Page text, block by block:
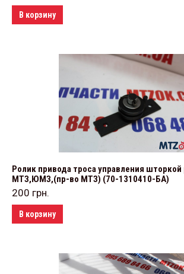
В корзину
Ролик привода троса управления шторкой
МТЗ,ЮМЗ,(пр-во МТЗ) (70-1310410-БА)
200 грн.
В корзину